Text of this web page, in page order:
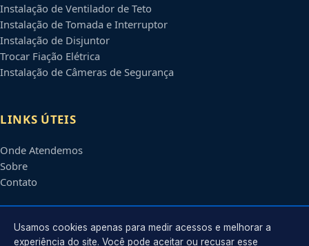
Instalação de Ventilador de Teto
Instalação de Tomada e Interruptor
Instalação de Disjuntor
Trocar Fiação Elétrica
Instalação de Câmeras de Segurança
LINKS ÚTEIS
Onde Atendemos
Sobre
Contato
CONTATO
Usamos cookies apenas para medir acessos e melhorar a
experiência do site. Você pode aceitar ou recusar esse